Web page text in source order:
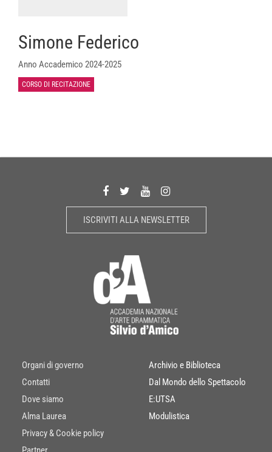
Simone Federico
Anno Accademico 2024-2025
CORSO DI RECITAZIONE
ISCRIVITI ALLA NEWSLETTER
Organi di governo
Contatti
Dove siamo
Alma Laurea
Privacy & Cookie policy
Archivio e Biblioteca
Dal Mondo dello Spettacolo
E:UTSA
Modulistica